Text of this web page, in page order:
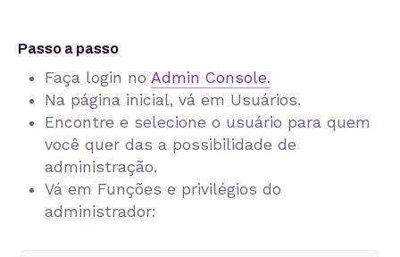
Passo a passo
Faça login no Admin Console.
Na página inicial, vá em Usuários.
Encontre e selecione o usuário para quem
você quer das a possibilidade de
administração.
Vá em Funções e privilégios do
administrador: